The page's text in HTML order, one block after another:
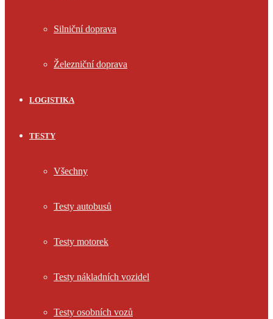
Silniční doprava
Železniční doprava
LOGISTIKA
TESTY
Všechny
Testy autobusů
Testy motorek
Testy nákladních vozidel
Testy osobních vozů